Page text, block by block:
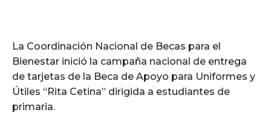
La Coordinación Nacional de Becas para el
Bienestar inició la campaña nacional de entrega
de tarjetas de la Beca de Apoyo para Uniformes y
Útiles “Rita Cetina” dirigida a estudiantes de
primaria.